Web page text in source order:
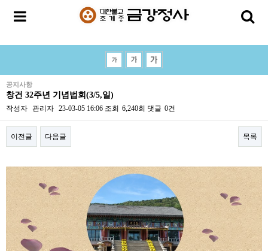
공지사항
창건 32주년 기념법회(3/5,일)
작성자 관리자 23-03-05 16:06 조회 6,240회 댓글 0건
이전글 다음글 목록
본문